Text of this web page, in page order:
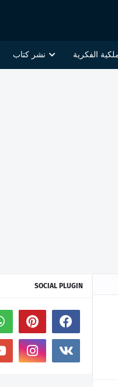
الفكرية نشر كتاب
SOCIAL PLUGIN